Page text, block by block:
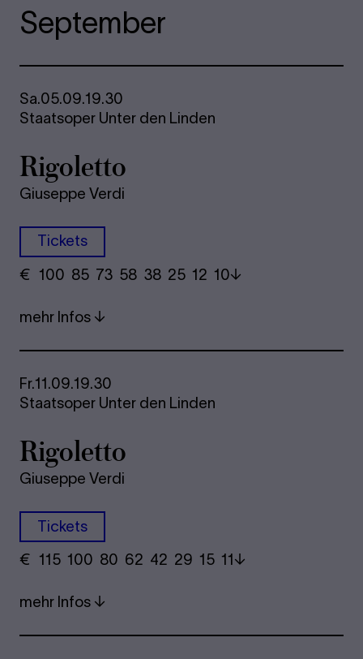
September
Sa.05.09.19.30
Staatsoper Unter den Linden
Rigoletto
Giuseppe Verdi
Tickets
€ ​ 100 85 73​ 58 38 25​ 12 10
mehr Infos
Fr.11.09.19.30
Staatsoper Unter den Linden
Rigoletto
Giuseppe Verdi
Tickets
€ ​ 115 100 80​ 62 42 29​ 15 11
mehr Infos